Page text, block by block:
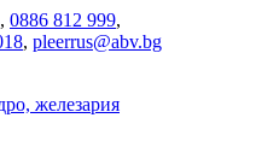
, 0886 812 999,
, pleerrus@abv.bg